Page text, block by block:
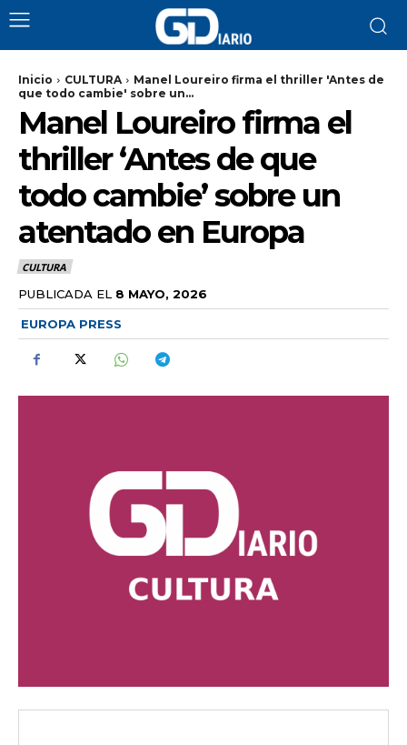
Inicio CULTURA
Manel Loureiro firma el thriller 'Antes de
que todo cambie' sobre un...
Manel Loureiro firma el
thriller ‘Antes de que
todo cambie’ sobre un
atentado en Europa
CULTURA
PUBLICADA EL 8 MAYO, 2026
EUROPA PRESS